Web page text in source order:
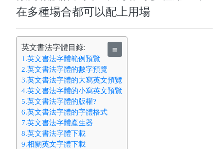
在多種場合都可以配上用場
英文書法字體目錄: ≣
1.英文書法字體範例預覽
2.英文書法字體的數字預覽
3.英文書法字體的大寫英文預覽
4.英文書法字體的小寫英文預覽
5.英文書法字體的版權?
6.英文書法字體的字體格式
7.英文書法字體產生器
8.英文書法字體下載
9.相關英文字體下載